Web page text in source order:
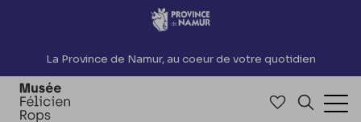
Accèder directement au contenu
La Province de Namur, au coeur de votre quotidien
Accéder à